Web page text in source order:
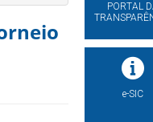
PORTAL
e-SIC